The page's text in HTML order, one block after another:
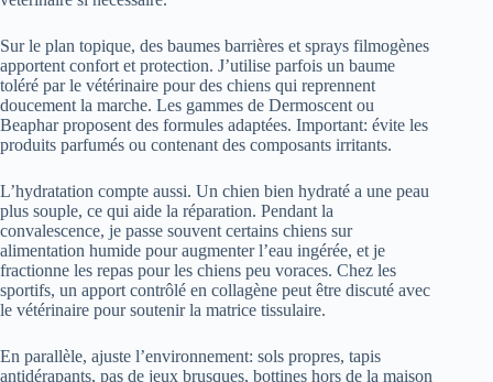
Sur le plan topique, des baumes barrières et sprays filmogènes
apportent confort et protection. J’utilise parfois un baume
toléré par le vétérinaire pour des chiens qui reprennent
doucement la marche. Les gammes de Dermoscent ou
Beaphar proposent des formules adaptées. Important: évite les
produits parfumés ou contenant des composants irritants.
L’hydratation compte aussi. Un chien bien hydraté a une peau
plus souple, ce qui aide la réparation. Pendant la
convalescence, je passe souvent certains chiens sur
alimentation humide pour augmenter l’eau ingérée, et je
fractionne les repas pour les chiens peu voraces. Chez les
sportifs, un apport contrôlé en collagène peut être discuté avec
le vétérinaire pour soutenir la matrice tissulaire.
En parallèle, ajuste l’environnement: sols propres, tapis
antidérapants, pas de jeux brusques, bottines hors de la maison